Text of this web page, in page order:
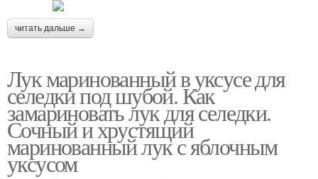
читать дальше →
Лук маринованный в уксусе для
селедки под шубой. Как
замариновать лук для селедки.
Сочный и хрустящий
маринованный лук с яблочным
уксусом